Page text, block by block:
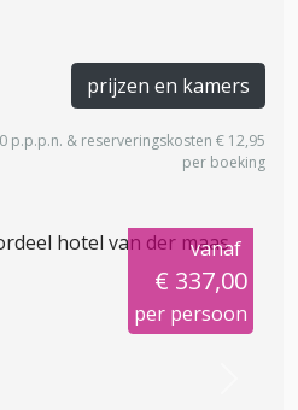
prijzen en kamers
p.p.p.n. & reserveringskosten € 12,95
per boeking
vanaf
€ 337,00
per persoon